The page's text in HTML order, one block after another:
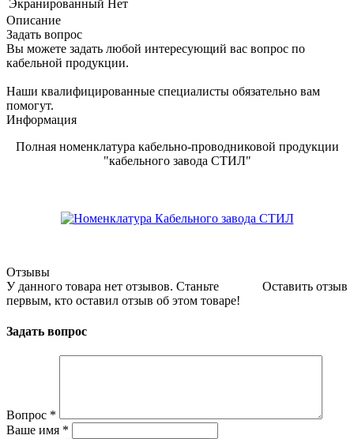
Экранированный Нет
Описание
Задать вопрос
Вы можете задать любой интересующий вас вопрос по
кабельной продукции.
Наши квалифицированные специалисты обязательно вам
помогут.
Информация
Полная номенклатура кабельно-проводниковой продукции
"кабельного завода СТИЛ"
Отзывы
Оставить отзыв
У данного товара нет отзывов. Станьте
первым, кто оставил отзыв об этом товаре!
Задать вопрос
Вопрос *
Ваше имя *